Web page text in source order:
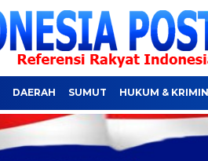
DAERAH SUMUT HUKUM &